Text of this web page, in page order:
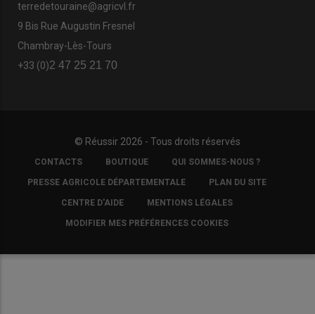
terredetouraine@agricvl.fr
9 Bis Rue Augustin Fresnel
Chambray-Lès-Tours
+33 (0)2 47 25 21 70
© Réussir 2026 - Tous droits réservés
FOOTER
COPYRIGHT
CONTACTS BOUTIQUE QUI SOMMES-NOUS ?
PRESSE AGRICOLE DÉPARTEMENTALE PLAN DU SITE
CENTRE D'AIDE MENTIONS LÉGALES
MODIFIER MES PRÉFÉRENCES COOKIES